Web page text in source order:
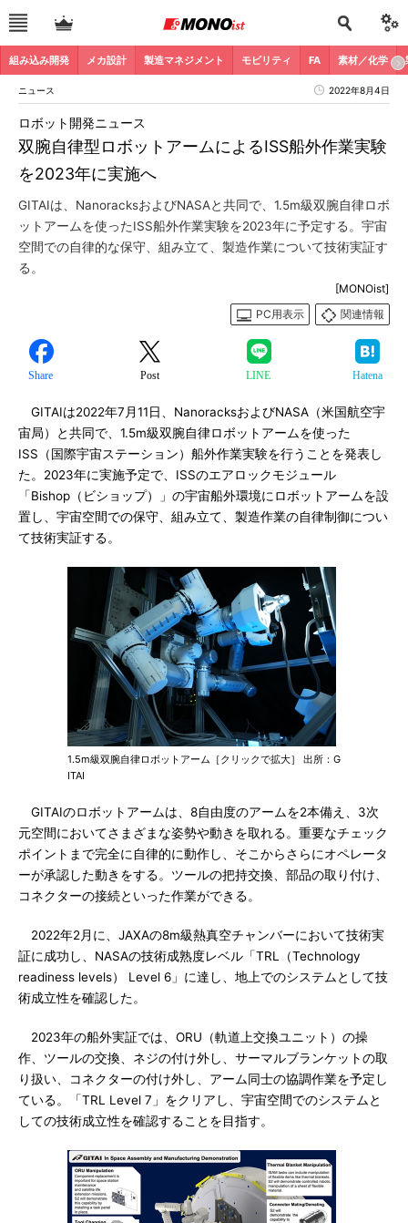
組み込み開発 メカ設計 製造マネジメント モビリティ FA 素材／化学
ニュース 2022年8月4日
双腕自律型ロボットアームによるISS船外作業実験
を2023年に実施へ
ロボット開発ニュース
GITAIは、NanoracksおよびNASAと共同で、1.5m級双腕自律ロボ
ットアームを使ったISS船外作業実験を2023年に予定する。宇宙
空間での自律的な保守、組み立て、製造作業について技術実証す
る。
[MONOist]
PC用表示
関連情報
Share Post LINE Hatena
GITAIは2022年7月11日、NanoracksおよびNASA（米国航空宇
宙局）と共同で、1.5m級双腕自律ロボットアームを使った
ISS（国際宇宙ステーション）船外作業実験を行うことを発表し
た。2023年に実施予定で、ISSのエアロックモジュール
「Bishop（ビショップ）」の宇宙船外環境にロボットアームを設
置し、宇宙空間での保守、組み立て、製造作業の自律制御につい
て技術実証する。
1.5m級双腕自律ロボットアーム［クリックで拡大］ 出所：G
ITAI
GITAIのロボットアームは、8自由度のアームを2本備え、3次
元空間においてさまざまな姿勢や動きを取れる。重要なチェック
ポイントまで完全に自律的に動作し、そこからさらにオペレータ
ーが承認した動きをする。ツールの把持交換、部品の取り付け、
コネクターの接続といった作業ができる。
2022年2月に、JAXAの8m級熱真空チャンバーにおいて技術実
証に成功し、NASAの技術成熟度レベル「TRL（Technology
readiness levels） Level 6」に達し、地上でのシステムとして技
術成立性を確認した。
2023年の船外実証では、ORU（軌道上交換ユニット）の操
作、ツールの交換、ネジの付け外し、サーマルブランケットの取
り扱い、コネクターの付け外し、アーム同士の協調作業を予定し
ている。「TRL Level 7」をクリアし、宇宙空間でのシステムと
しての技術成立性を確認することを目指す。